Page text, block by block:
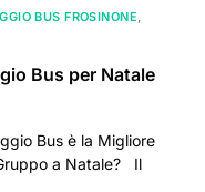
BUS FROSINONE,
Bus per Natale
Bus è la Migliore
a Natale? Il